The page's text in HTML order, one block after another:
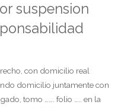
suspension
con domicilio real
domicilio juntamente con
tomo ……. folio ….. en la